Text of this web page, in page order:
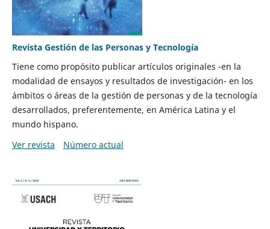
Revista Gestión de las Personas y Tecnología
Tiene como propósito publicar artículos originales -en la
modalidad de ensayos y resultados de investigación- en los
ámbitos o áreas de la gestión de personas y de la tecnología
desarrollados, preferentemente, en América Latina y el
mundo hispano.
Ver revista
Número actual